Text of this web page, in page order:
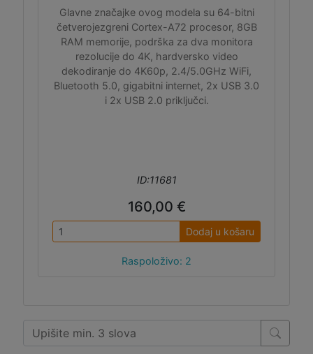
Glavne značajke ovog modela su 64-bitni
četverojezgreni Cortex-A72 procesor, 8GB
RAM memorije, podrška za dva monitora
rezolucije do 4K, hardversko video
dekodiranje do 4K60p, 2.4/5.0GHz WiFi,
Bluetooth 5.0, gigabitni internet, 2x USB 3.0
i 2x USB 2.0 priključci.
ID:11681
160,00 €
Dodaj u košaru
Raspoloživo: 2